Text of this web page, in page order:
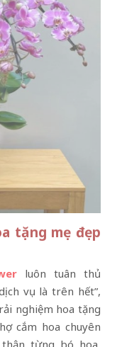
tặng mẹ đẹp
luôn tuân thủ
vụ là trên hết”,
nghiệm hoa tặng
cắm hoa chuyên
từng bó hoa,